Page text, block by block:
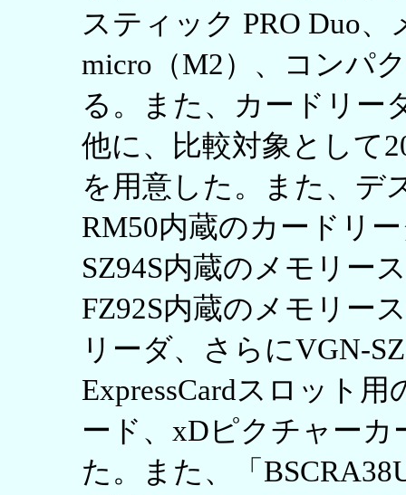
スティック PRO Duo
micro（M2）、コンパ
る。また、カードリー
他に、比較対象として
を用意した。また、デ
RM50内蔵のカードリ
SZ94S内蔵のメモリー
FZ92S内蔵のメモリー
リーダ、さらにVGN-
ExpressCardスロット
ード、xDピクチャー
た。また、「